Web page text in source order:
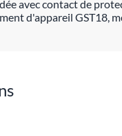
avec contact de
d'appareil GST18,